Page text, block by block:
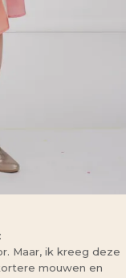
Maar, ik kreeg deze
mouwen en